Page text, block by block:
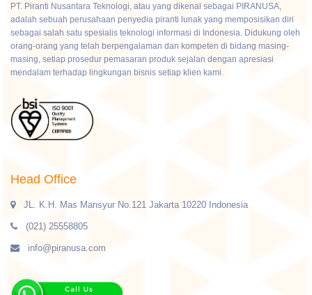
PT. Piranti Nusantara Teknologi, atau yang dikenal sebagai PIRANUSA,
adalah sebuah perusahaan penyedia piranti lunak yang memposisikan diri
sebagai salah satu spesialis teknologi informasi di Indonesia. Didukung oleh
orang-orang yang telah berpengalaman dan kompeten di bidang masing-
masing, setiap prosedur pemasaran produk sejalan dengan apresiasi
mendalam terhadap lingkungan bisnis setiap klien kami.
Head Office
JL. K.H. Mas Mansyur No.121 Jakarta 10220 Indonesia
(021) 25558805
info@piranusa.com